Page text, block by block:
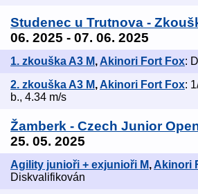
Studenec u Trutnova -
06. 2025 - 07. 06. 2025
1. zkouška A3 M, Akinori Fort Fox:
2. zkouška A3 M,Akinori Fort Fox:
b., 4.34 m/s
Žamberk - Czech Junior
25. 05. 2025
Agility junioři + exjunioři M, Akinori
Diskvalifikován